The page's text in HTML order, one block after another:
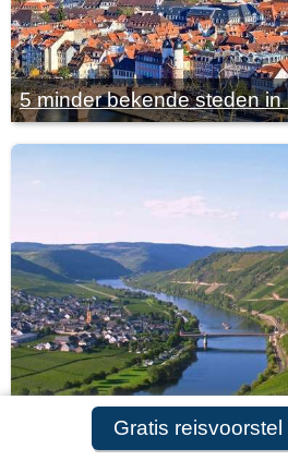
Gratis
5 minder bekende steden in
Fietsvakantie Duitsland